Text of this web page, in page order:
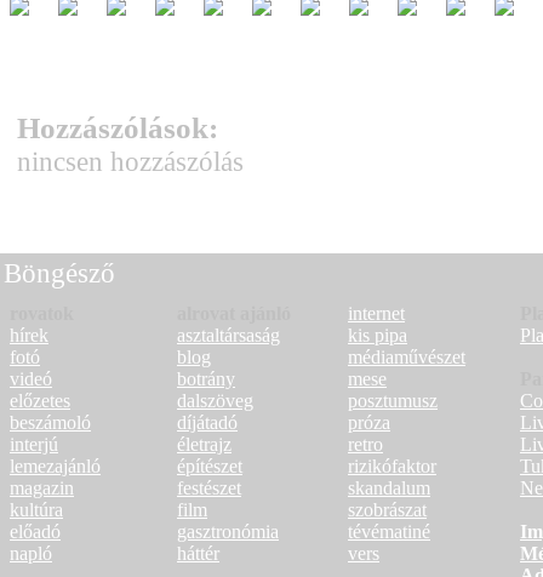
Hozzászólások:
nincsen hozzászólás
Böngésző
hírek
fotó
videó
előzetes
beszámoló
interjú
lemezajánló
magazin
kultúra
előadó
napló
asztaltársaság
blog
botrány
dalszöveg
díjátadó
életrajz
építészet
festészet
film
gasztronómia
háttér
internet
kis pipa
médiaművészet
mese
posztumusz
próza
retro
rizikófaktor
skandalum
szobrászat
tévématiné
vers